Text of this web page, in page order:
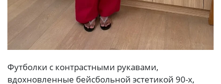
Футболки с контрастными рукавами,
вдохновленные бейсбольной эстетикой 90-х,